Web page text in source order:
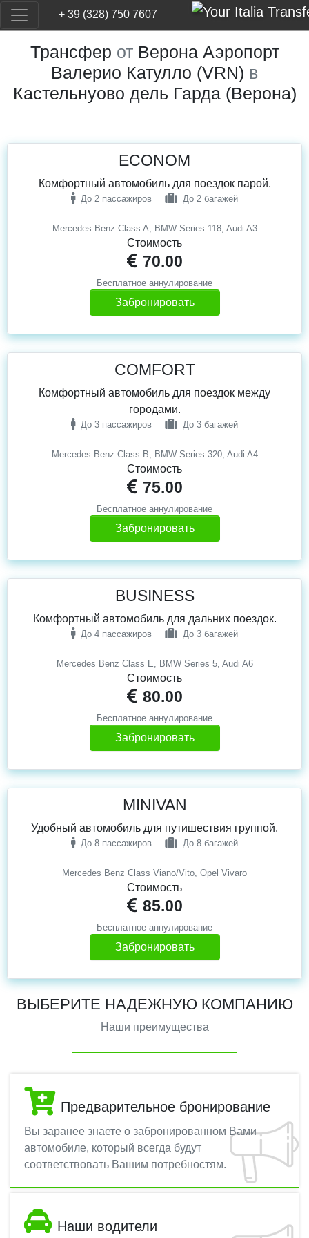
+ 39 (328) 750 7607
Трансфер отВерона Аэропорт
Валерио Катулло (VRN) в
Кастельнуово дель Гарда (Верона)
Mercedes Benz Class A, BMW Series 118, Audi A3
ECONOM
Комфортный автомобиль для поездок парой.
До 2 пассажиров До 2 багажей
Стоимость
70.00
Бесплатное аннулирование
Забронировать
Mercedes Benz Class B, BMW Series 320, Audi A4
COMFORT
Комфортный автомобиль для поездок между
городами.
До 3 пассажиров До 3 багажей
Стоимость
75.00
Бесплатное аннулирование
Забронировать
Mercedes Benz Class E, BMW Series 5, Audi A6
BUSINESS
Комфортный автомобиль для дальних поездок.
До 4 пассажиров До 3 багажей
Стоимость
80.00
Бесплатное аннулирование
Забронировать
Mercedes Benz Class Viano/Vito, Opel Vivaro
MINIVAN
Удобный автомобиль для путишествия группой.
До 8 пассажиров До 8 багажей
Стоимость
85.00
Бесплатное аннулирование
Забронировать
ВЫБЕРИТЕ НАДЕЖНУЮ КОМПАНИЮ
Наши преимущества
Предварительное бронирование
Вы заранее знаете о забронированном Вами
автомобиле, который всегда будут
соответствовать Вашим потребностям.
Наши водители